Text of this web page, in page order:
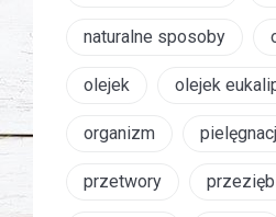
naturalne sposoby
olejek olejek
organizm
przetwory